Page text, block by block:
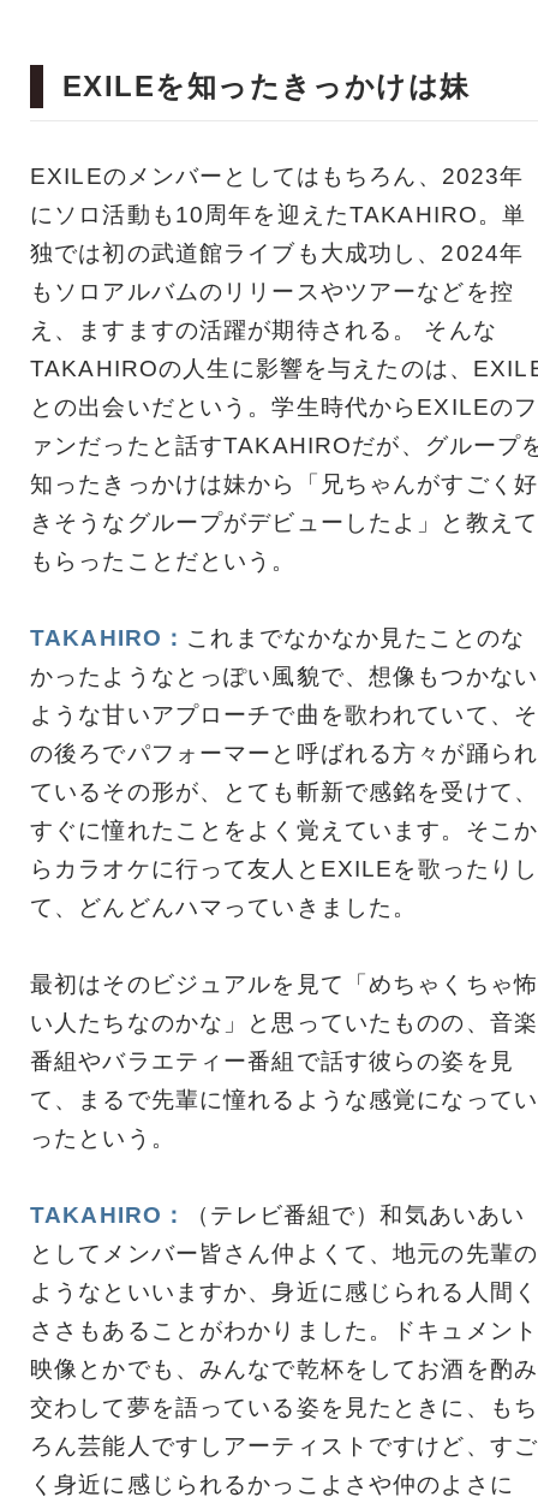
EXILEを知ったきっかけは妹
EXILEのメンバーとしてはもちろん、2023年
にソロ活動も10周年を迎えたTAKAHIRO。単
独では初の武道館ライブも大成功し、2024年
もソロアルバムのリリースやツアーなどを控
え、ますますの活躍が期待される。 そんな
TAKAHIROの人生に影響を与えたのは、
との出会いだという。学生時代からEXILEのフ
ァンだったと話すTAKAHIROだが、グループ
知ったきっかけは妹から「兄ちゃんがすごく好
きそうなグループがデビューしたよ」と教えて
もらったことだという。
TAKAHIRO： これまでなかなか見たことのな
かったようなとっぽい風貌で、想像もつかない
ような甘いアプローチで曲を歌われていて、そ
の後ろでパフォーマーと呼ばれる方々が踊られ
ているその形が、とても斬新で感銘を受けて、
すぐに憧れたことをよく覚えています。そこか
らカラオケに行って友人とEXILEを歌ったりし
て、どんどんハマっていきました。
最初はそのビジュアルを見て「めちゃくちゃ怖
い人たちなのかな」と思っていたものの、音楽
番組やバラエティー番組で話す彼らの姿を見
て、まるで先輩に憧れるような感覚になってい
ったという。
TAKAHIRO：
（テレビ番組で）和気あいあい
としてメンバー皆さん仲よくて、地元の先輩の
ようなといいますか、身近に感じられる人間く
ささもあることがわかりました。ドキュメント
映像とかでも、みんなで乾杯をしてお酒を酌み
交わして夢を語っている姿を見たときに、もち
ろん芸能人ですしアーティストですけど、すご
く身近に感じられるかっこよさや仲のよさに